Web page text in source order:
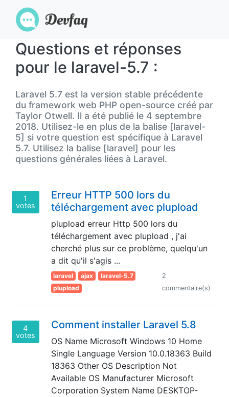
Questions et réponses
pour le laravel-5.7 :
Laravel 5.7 est la version stable précédente
du framework web PHP open-source créé par
Taylor Otwell. Il a été publié le 4 septembre
2018. Utilisez-le en plus de la balise [laravel-
5] si votre question est spécifique à Laravel
5.7. Utilisez la balise [laravel] pour les
questions générales liées à Laravel.
1
votes
Erreur HTTP 500 lors du
téléchargement avec plupload
plupload erreur Http 500 lors du
téléchargement avec plupload , j'ai
cherché plus sur ce problème, quelqu'un
a dit qu'il s'agis ...
laravel ajax
laravel-5.7
plupload
2
commentaire(s)
4
votes
Comment installer Laravel 5.8
OS Name Microsoft Windows 10 Home
Single Language Version 10.0.18363 Build
18363 Other OS Description Not
Available OS Manufacturer Microsoft
Corporation System Name DESKTOP-